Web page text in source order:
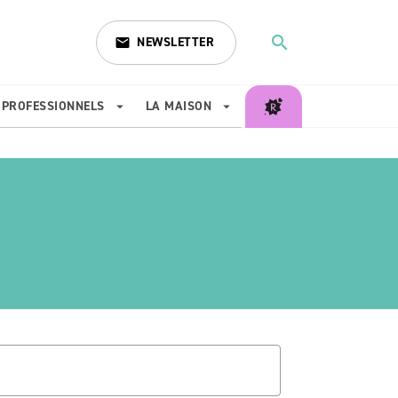
email NEWSLETTER search
PROFESSIONNELS arrow_drop_down LA MAISON arrow_drop_down
search